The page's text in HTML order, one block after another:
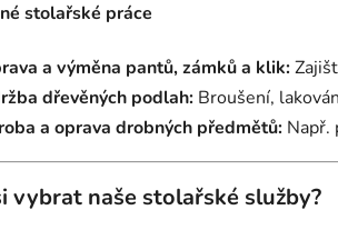
stolařské práce
a výměna pantů, zámků a klik:
dřevěných podlah: Broušení,
a oprava drobných předmětů: Např.
vybrat naše stolařské služby?